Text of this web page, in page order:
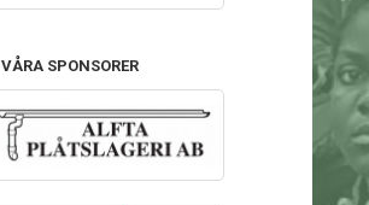
VÅRA SPONSORER